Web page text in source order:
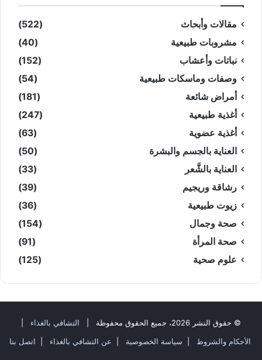
مقالات وأبحاث
(522)
مشروبات طبيعية
(40)
نباتات وأعشاب
(152)
وصفات وماسكات طبيعية
(54)
أمراض شائعة
(181)
أغذية طبيعية
(247)
أغذية عضوية
(63)
العناية بالجسم والبشرة
(50)
العناية بالشَّعر
(33)
رشاقة وريجيم
(39)
زيوت طبيعية
(36)
صحة وجمال
(154)
صحة المرأة
(91)
علوم صحية
(125)
© حقوق النشر 2026، جميع الحقوق محفوظة | التشافي بالغذاء
الأحكام والشروط
سياسة الخصوصية عن التشافي بالغذاء اتصل بنا